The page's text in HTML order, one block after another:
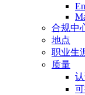
合规中
地点
职业生
质量